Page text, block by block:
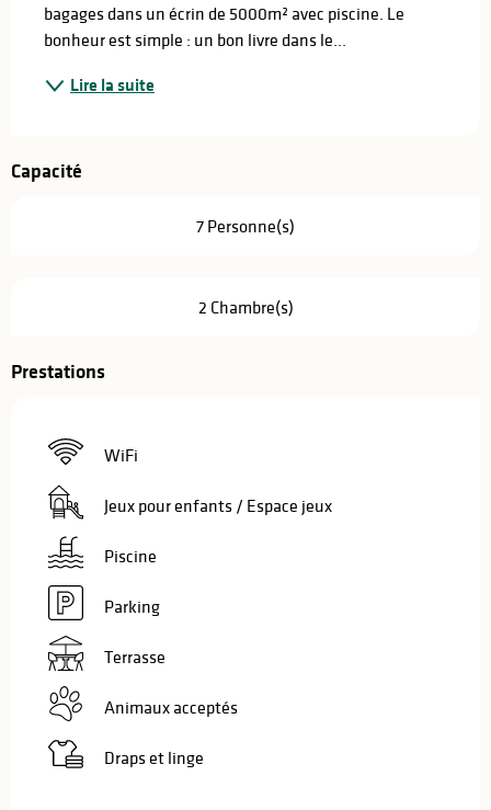
bagages dans un écrin de 5000m² avec piscine. Le
bonheur est simple : un bon livre dans le...
Lire la suite
Capacité
7 Personne(s)
2 Chambre(s)
Prestations
WiFi
Jeux pour enfants / Espace jeux
Piscine
Parking
Terrasse
Animaux acceptés
Draps et linge